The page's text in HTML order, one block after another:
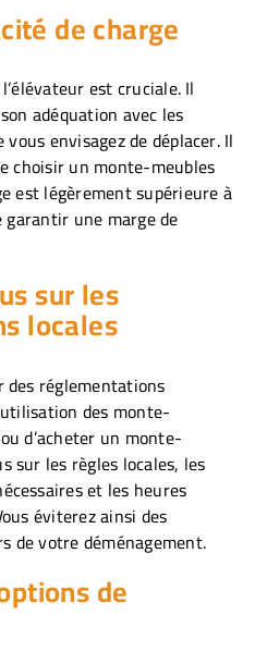
de charge
est cruciale. Il
adéquation avec les
envisagez de déplacer. Il
choisir un monte-meubles
est légèrement supérieure à
une marge de
sur les
locales
des réglementations
des monte-
d’acheter un monte-
sur les règles locales, les
et les heures
éviterez ainsi des
de votre déménagement.
de